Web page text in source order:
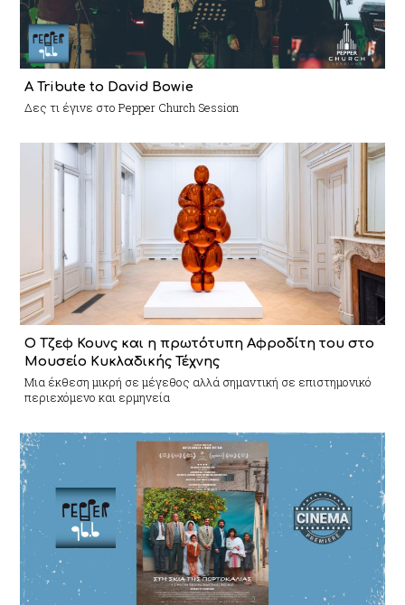
A Tribute to David Bowie
Δες τι έγινε στο Pepper Church Session
Ο Τζεφ Κουνς και η πρωτότυπη Αφροδίτη του στο
Μουσείο Κυκλαδικής Τέχνης
Mια έκθεση μικρή σε μέγεθος αλλά σημαντική σε επιστημονικό
περιεχόμενο και ερμηνεία